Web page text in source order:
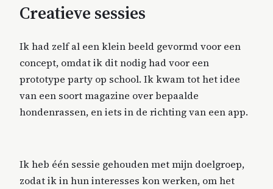
Creatieve sessies
Ik had zelf al een klein beeld gevormd voor een
concept, omdat ik dit nodig had voor een
prototype party op school. Ik kwam tot het idee
van een soort magazine over bepaalde
hondenrassen, en iets in de richting van een app.
Ik heb één sessie gehouden met mijn doelgroep,
zodat ik in hun interesses kon werken, om het